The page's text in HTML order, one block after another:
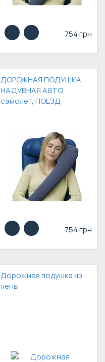
754 грн
ДОРОЖНАЯ ПОДУШКА
НАДУВНАЯ АВТО,
самолет, ПОЕЗД
754 грн
Дорожная подушка из
пены